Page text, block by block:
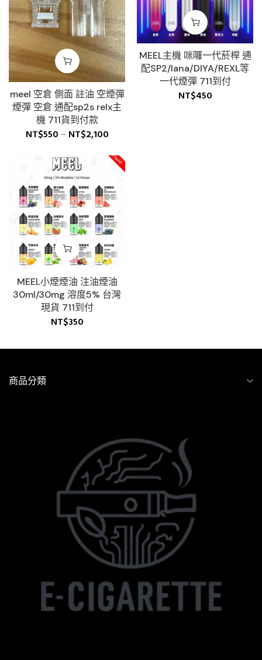
meel 空倉 側面 註油 空煙彈
煙彈 空倉 通配sp2s relx主
機 711貨到付款
NT$550 – NT$2,100
MEEL主機 咪囉一代菸桿 通
配SP2/lana/DIYA/REXL等
一代煙彈 711到付
NT$450
MEEL小煙煙油 注油煙油
30ml/30mg 溶度5% 台灣
現貨 711到付
NT$350
商品分類